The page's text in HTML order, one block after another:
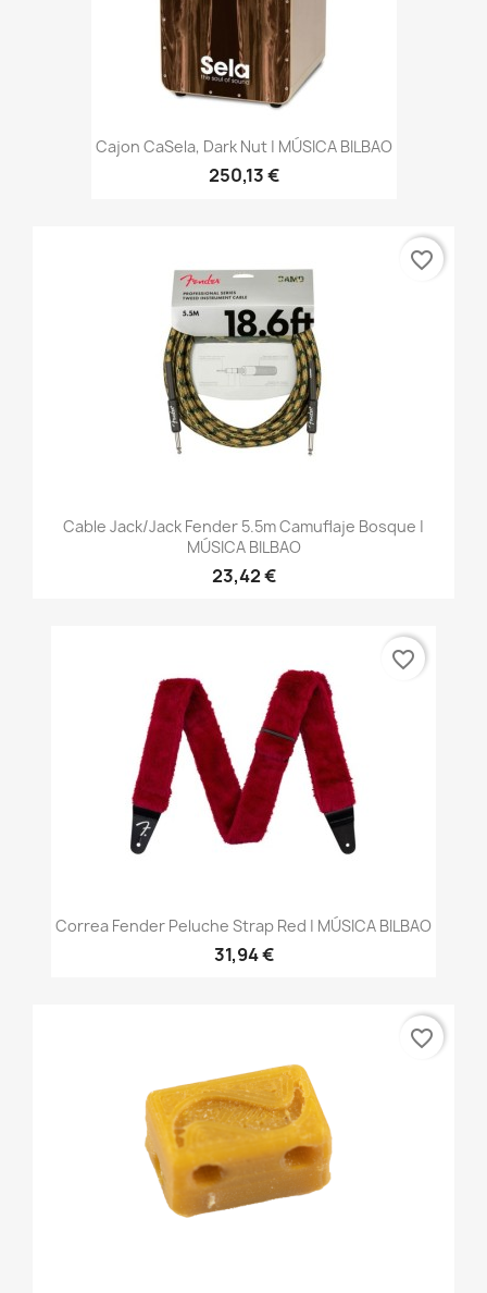
Cajon CaSela, Dark Nut | MÚSICA BILBAO
250,13 €
Cable Jack/jack Fender 5.5m Camuflaje Bosque |
MÚSICA BILBAO
23,42 €
favorite_border
Correa Fender Peluche Strap Red | MÚSICA BILBAO
31,94 €
favorite_border
favorite_border